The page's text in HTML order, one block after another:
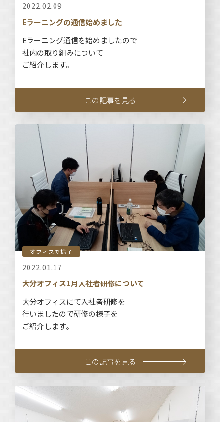
2022.02.09
Eラーニングの通信始めました
Eラーニング通信を始めましたので
社内の取り組みについて
ご紹介します。
この記事を見る
オフィスの様子
2022.01.17
大分オフィス1月入社者研修について
大分オフィスにて入社者研修を
行いましたので研修の様子を
ご紹介します。
この記事を見る